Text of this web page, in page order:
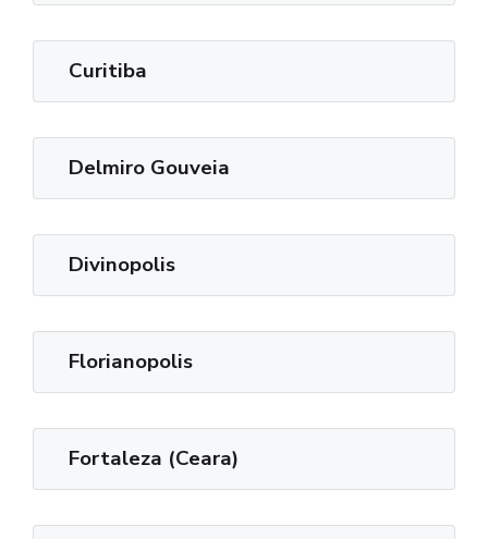
Curitiba
Delmiro Gouveia
Divinopolis
Florianopolis
Fortaleza (Ceara)